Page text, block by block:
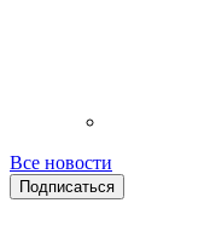
Все новости
Подписаться